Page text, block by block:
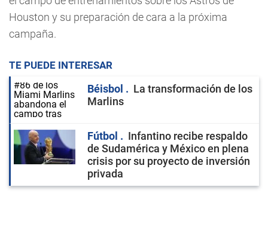
Houston y su preparación de cara a la próxima
campaña.
TE PUEDE INTERESAR
Béisbol
La transformación de los
Marlins
Fútbol
Infantino recibe respaldo
de Sudamérica y México en plena
crisis por su proyecto de inversión
privada